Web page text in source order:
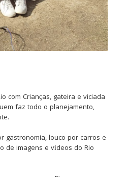
com Crianças, gateira e viciada
faz todo o planejamento,
gastronomia, louco por carros e
de imagens e vídeos do Rio